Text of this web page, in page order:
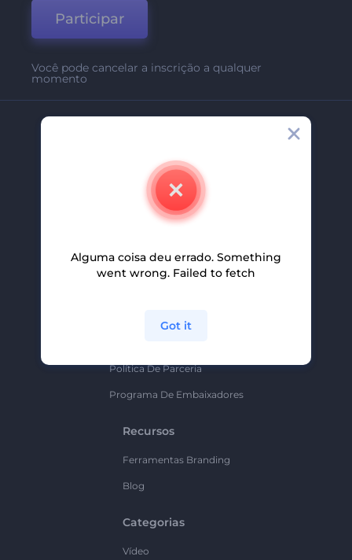
Participar
Você pode cancelar a inscrição a qualquer
momento
Contate-Nos
Carreiras
Programa De Afiliados
Política De Parceria
Programa De Embaixadores
Recursos
Ferramentas Branding
Blog
Categorias
Vídeo
Alguma coisa deu errado. Something
went wrong. Failed to fetch
Got it